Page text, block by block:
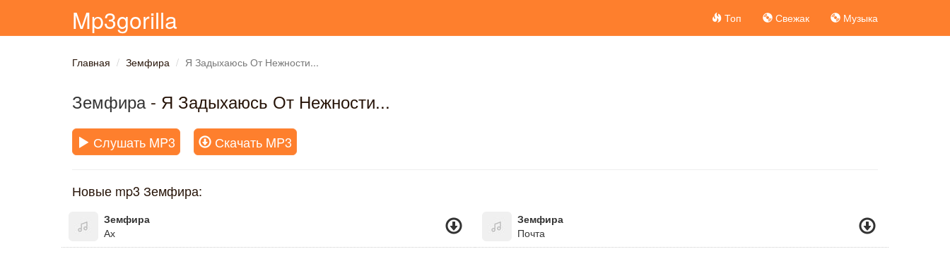
Mp3gorilla Топ Свежак Музыка
Главная Земфира Я Задыхаюсь От Нежности...
Земфира- Я Задыхаюсь От Нежности...
Слушать MP3 Скачать MP3
Новые mp3 Земфира:
Земфира
Ах
Земфира
Почта